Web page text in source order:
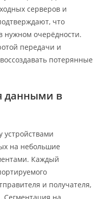
серверов и
что
нужном очерёдности.
передачи и
потерянные
данными в
на небольшие
Каждый
и получателя,